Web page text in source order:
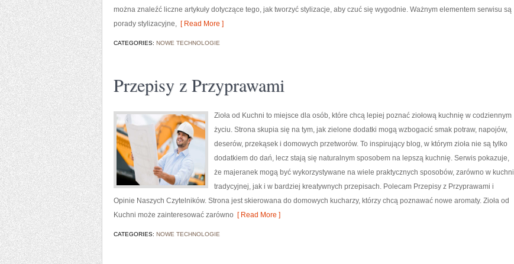
można znaleźć liczne artykuły dotyczące tego, jak tworzyć stylizacje, aby czuć się wygodnie. Ważnym elementem serwisu są
porady stylizacyjne, [ Read More ]
CATEGORIES: NOWE TECHNOLOGIE
Przepisy z Przyprawami
Zioła od Kuchni to miejsce dla osób, które chcą lepiej poznać ziołową kuchnię w codziennym
życiu. Strona skupia się na tym, jak zielone dodatki mogą wzbogacić smak potraw, napojów,
deserów, przekąsek i domowych przetworów. To inspirujący blog, w którym zioła nie są tylko
dodatkiem do dań, lecz stają się naturalnym sposobem na lepszą kuchnię. Serwis pokazuje,
że majeranek mogą być wykorzystywane na wiele praktycznych sposobów, zarówno w kuchni
tradycyjnej, jak i w bardziej kreatywnych przepisach. Polecam Przepisy z Przyprawami i
Opinie Naszych Czytelników. Strona jest skierowana do domowych kucharzy, którzy chcą poznawać nowe aromaty. Zioła od
Kuchni może zainteresować zarówno [ Read More ]
CATEGORIES: NOWE TECHNOLOGIE